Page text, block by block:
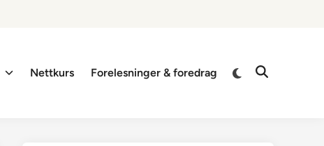
Nettkurs Forelesninger & foredrag
Switch
Open